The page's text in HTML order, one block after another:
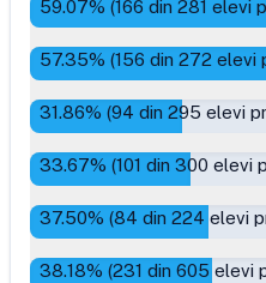
59.07% (166 din 281 elevi
57.35% (156 din 272 elevi
31.86% (94 din 295 elevi
33.67% (101 din 300 elevi
37.50% (84 din 224 elevi
38.18% (231 din 605 elevi